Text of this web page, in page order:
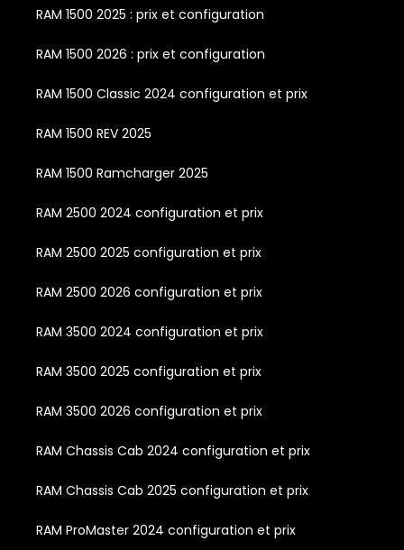
RAM 1500 2025 : prix et configuration
RAM 1500 2026 : prix et configuration
RAM 1500 Classic 2024 configuration et prix
RAM 1500 REV 2025
RAM 1500 Ramcharger 2025
RAM 2500 2024 configuration et prix
RAM 2500 2025 configuration et prix
RAM 2500 2026 configuration et prix
RAM 3500 2024 configuration et prix
RAM 3500 2025 configuration et prix
RAM 3500 2026 configuration et prix
RAM Chassis Cab 2024 configuration et prix
RAM Chassis Cab 2025 configuration et prix
RAM ProMaster 2024 configuration et prix